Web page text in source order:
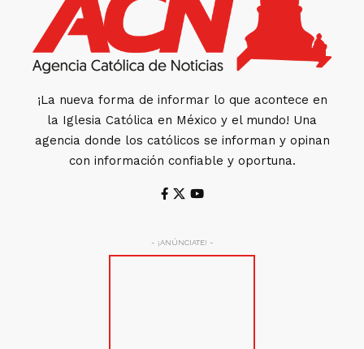
¡La nueva forma de informar lo que acontece en
la Iglesia Católica en México y el mundo! Una
agencia donde los católicos se informan y opinan
con información confiable y oportuna.
- ¡ANÚNCIATE! -